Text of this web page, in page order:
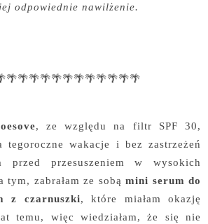
odpowiednie nawilżenie.
, ze względu na filtr SPF 30,
tegoroczne wakacje i bez zastrzeżeń
przed przesuszeniem w wysokich
tym, zabrałam ze sobą mini serum do
z czarnuszki, które miałam okazję
temu, więc wiedziałam, że się nie